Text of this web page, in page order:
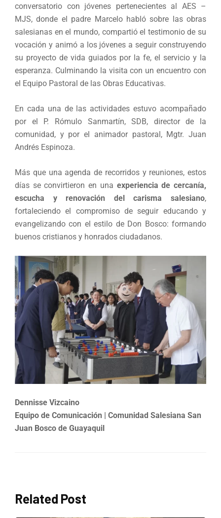
conversatorio con jóvenes pertenecientes al AES –
MJS, donde el padre Marcelo habló sobre las obras
salesianas en el mundo, compartió el testimonio de su
vocación y animó a los jóvenes a seguir construyendo
su proyecto de vida guiados por la fe, el servicio y la
esperanza. Culminando la visita con un encuentro con
el Equipo Pastoral de las Obras Educativas.
En cada una de las actividades estuvo acompañado
por el P. Rómulo Sanmartín, SDB, director de la
comunidad, y por el animador pastoral, Mgtr. Juan
Andrés Espinoza.
Más que una agenda de recorridos y reuniones, estos
días se convirtieron en una experiencia de cercanía,
escucha y renovación del carisma salesiano,
fortaleciendo el compromiso de seguir educando y
evangelizando con el estilo de Don Bosco: formando
buenos cristianos y honrados ciudadanos.
Dennisse Vizcaino
Equipo de Comunicación | Comunidad Salesiana San
Juan Bosco de Guayaquil
Related Post